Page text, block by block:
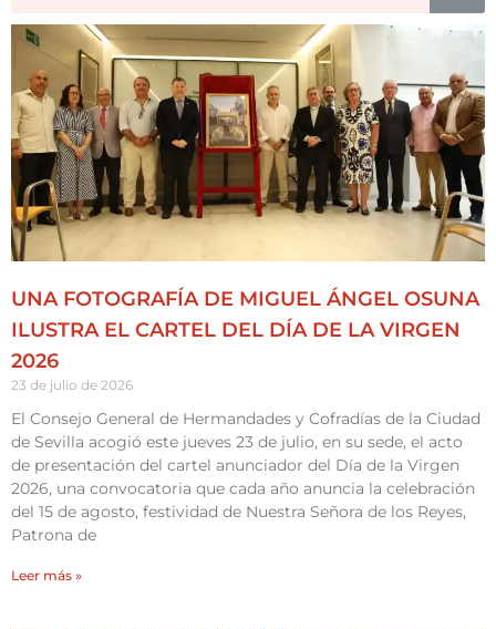
UNA FOTOGRAFÍA DE MIGUEL ÁNGEL OSUNA
ILUSTRA EL CARTEL DEL DÍA DE LA VIRGEN
2026
23 de julio de 2026
El Consejo General de Hermandades y Cofradías de la Ciudad
de Sevilla acogió este jueves 23 de julio, en su sede, el acto
de presentación del cartel anunciador del Día de la Virgen
2026, una convocatoria que cada año anuncia la celebración
del 15 de agosto, festividad de Nuestra Señora de los Reyes,
Patrona de
Leer más »